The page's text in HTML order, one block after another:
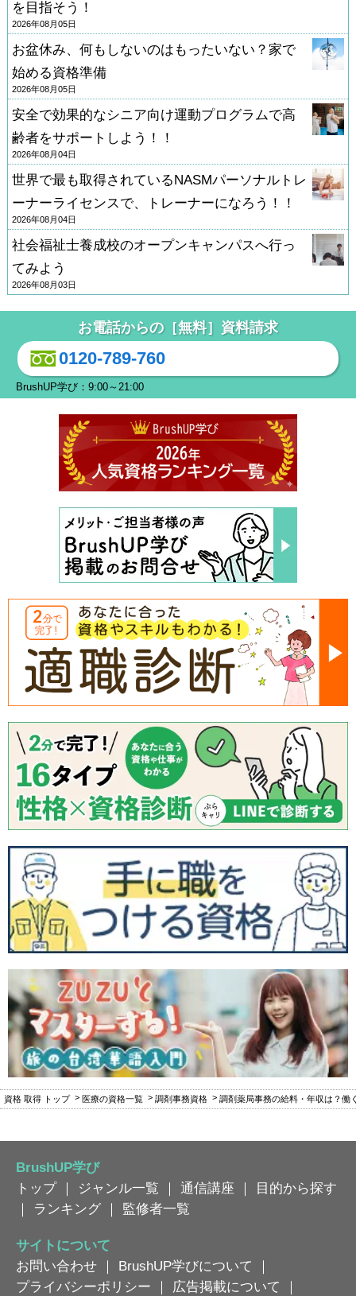
を目指そう！
2026年08月05日
お盆休み、何もしないのはもったいない？家で
始める資格準備
2026年08月05日
安全で効果的なシニア向け運動プログラムで高
齢者をサポートしよう！！
2026年08月04日
世界で最も取得されているNASMパーソナルトレ
ーナーライセンスで、トレーナーになろう！！
2026年08月04日
社会福祉士養成校のオープンキャンパスへ行っ
てみよう
2026年08月03日
お電話からの［無料］資料請求
0120-789-760
BrushUP学び：9:00～21:00
資格 取得 トップ 医療の資格一覧 調剤事務資格 調剤薬局事務の給料・年収は？働
BrushUP学び
トップ｜ ジャンル一覧 ｜ 通信講座 ｜
目的から探す
｜
ランキング ｜ 監修者一覧
サイトについて
お問い合わせ ｜ BrushUP学びについて
｜
プライバシーポリシー ｜ 広告掲載について ｜